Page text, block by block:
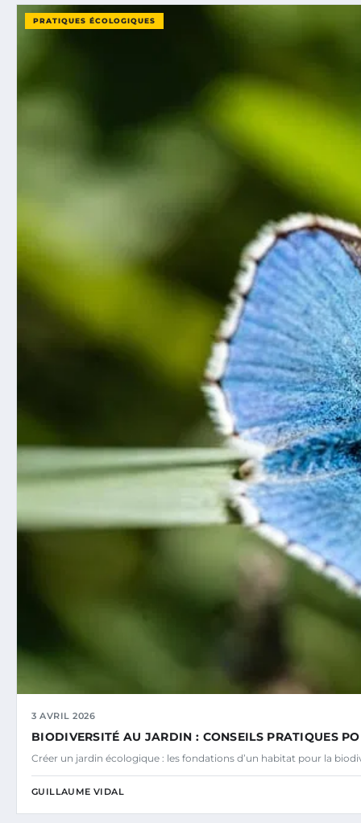
PRATIQUES ÉCOLOGIQUES
3 AVRIL 2026
BIODIVERSITÉ AU JARDIN : CONSEILS PRATIQUES
Créer un jardin écologique : les fondations d’un habitat pour la
GUILLAUME VIDAL